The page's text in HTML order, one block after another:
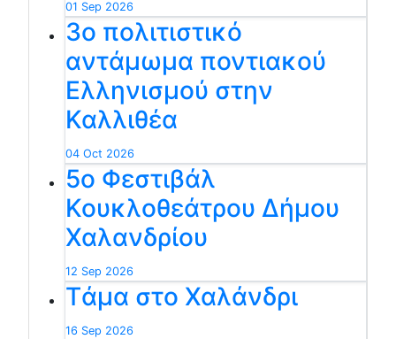
01 Sep 2026
3ο πολιτιστικό
αντάμωμα ποντιακού
Ελληνισμού στην
Καλλιθέα
04 Oct 2026
5ο Φεστιβάλ
Κουκλοθεάτρου Δήμου
Χαλανδρίου
12 Sep 2026
Tάμα στο Χαλάνδρι
16 Sep 2026